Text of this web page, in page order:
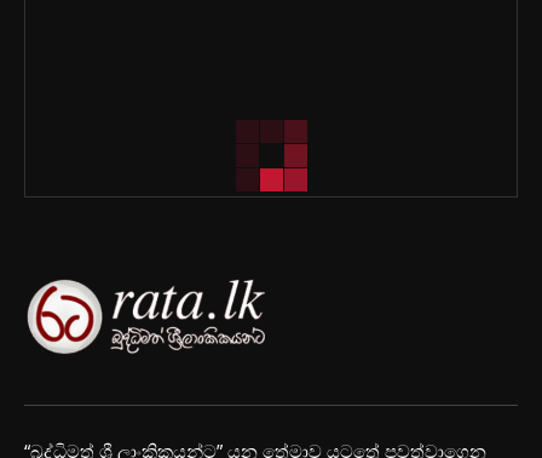
“බුද්ධිමත් ශ්‍රී ලාංකිකයන්ට” යන තේමාව යටතේ පවත්වාගෙන